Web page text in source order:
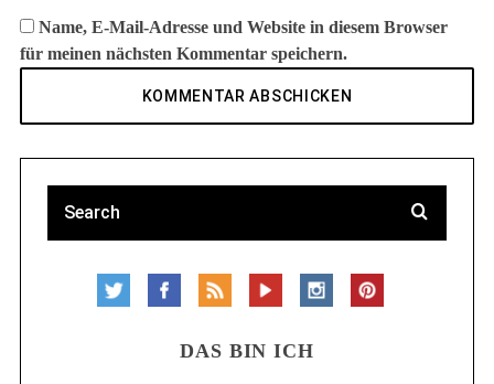
Name, E-Mail-Adresse und Website in diesem Browser
für meinen nächsten Kommentar speichern.
DAS BIN ICH